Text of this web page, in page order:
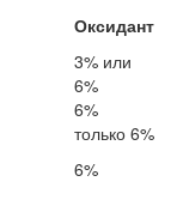
Оксидант
3% или
6%
6%
только 6%
6%